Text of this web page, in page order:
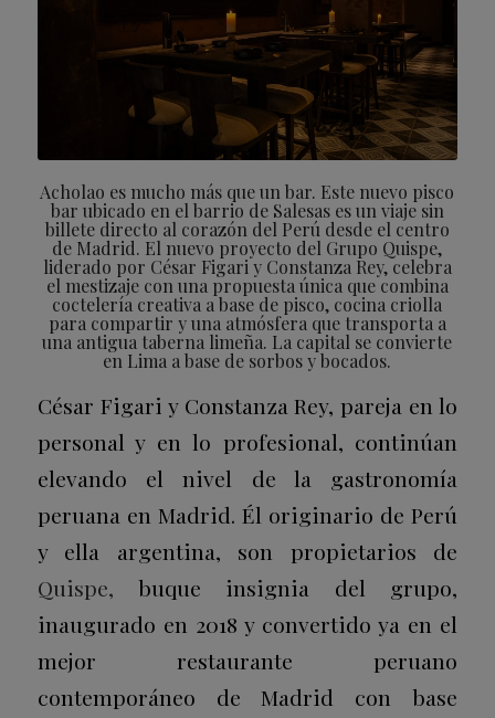
Acholao es mucho más que un bar. Este nuevo pisco
bar ubicado en el barrio de Salesas es un viaje sin
billete directo al corazón del Perú desde el centro
de Madrid. El nuevo proyecto del Grupo Quispe,
liderado por César Figari y Constanza Rey, celebra
el mestizaje con una propuesta única que combina
coctelería creativa a base de pisco, cocina criolla
para compartir y una atmósfera que transporta a
una antigua taberna limeña. La capital se convierte
en Lima a base de sorbos y bocados.
César Figari y Constanza Rey, pareja en lo
personal y en lo profesional, continúan
elevando el nivel de la gastronomía
peruana en Madrid. Él originario de Perú
y ella argentina, son propietarios de
Quispe, buque insignia del grupo,
inaugurado en 2018 y convertido ya en el
mejor restaurante peruano
contemporáneo de Madrid con base